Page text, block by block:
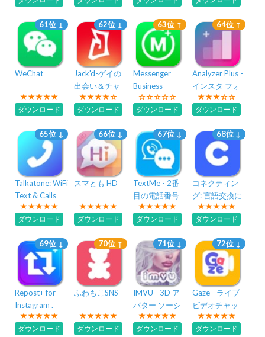
61位 ↓
WeChat
ダウンロード
62位 ↓
Jack'd-ゲイの
出会い＆チャ
ット
ダウンロード
63位 ↑
Messenger
Business
ダウンロード
64位 ↑
Analyzer Plus -
インスタ フォ
ローチェック
ダウンロード
65位 ↓
Talkatone: WiFi
Text & Calls
ダウンロード
66位 ↓
スマとも HD
ダウンロード
67位 ↓
TextMe - 2番
目の電話番号
ダウンロード
68位 ↓
コネクティン
グ: 言語交換に
も、ひまつぶ
しにも
ダウンロード
69位 ↓
Repost+ for
Instagram .
ダウンロード
70位 ↑
ふわもこSNS
ダウンロード
71位 ↓
IMVU - 3D ア
バター ソーシ
ャル アプリ
ダウンロード
72位 ↓
Gaze - ライブ
ビデオチャッ
トアプリ
ダウンロード